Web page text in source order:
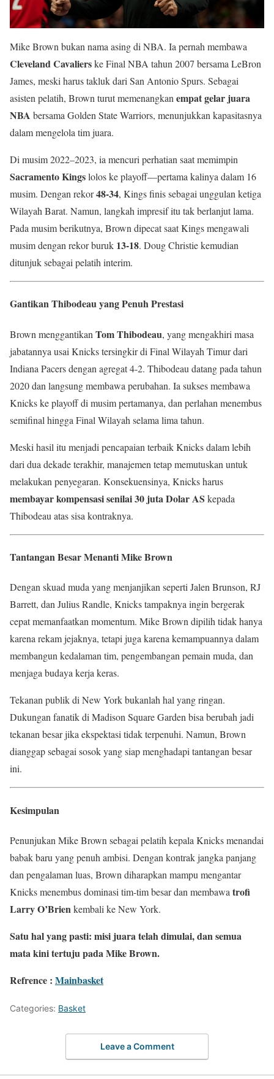
Mike Brown bukan nama asing di NBA. Ia pernah membawa
Cleveland Cavalierske Final NBA tahun 2007 bersama LeBron
James, meski harus takluk dari San Antonio Spurs. Sebagai
asisten pelatih, Brown turut memenangkanempat gelar juara
NBA bersama Golden State Warriors, menunjukkan kapasitasnya
dalam mengelola tim juara.
Di musim 2022–2023, ia mencuri perhatian saat memimpin
Sacramento Kingslolos ke playoff—pertama kalinya dalam 16
musim. Dengan rekor48-34, Kings finis sebagai unggulan ketiga
Wilayah Barat. Namun, langkah impresif itu tak berlanjut lama.
Pada musim berikutnya, Brown dipecat saat Kings mengawali
musim dengan rekor buruk 13-18. Doug Christie kemudian
ditunjuk sebagai pelatih interim.
Gantikan Thibodeau yang Penuh Prestasi
Brown menggantikan Tom Thibodeau, yang mengakhiri masa
jabatannya usai Knicks tersingkir di Final Wilayah Timur dari
Indiana Pacers dengan agregat 4-2. Thibodeau datang pada tahun
2020 dan langsung membawa perubahan. Ia sukses membawa
Knicks ke playoff di musim pertamanya, dan perlahan menembus
semifinal hingga Final Wilayah selama lima tahun.
Meski hasil itu menjadi pencapaian terbaik Knicks dalam lebih
dari dua dekade terakhir, manajemen tetap memutuskan untuk
melakukan penyegaran. Konsekuensinya, Knicks harus
membayar kompensasi senilai 30 juta Dolar AS kepada
Thibodeau atas sisa kontraknya.
Tantangan Besar Menanti Mike Brown
Dengan skuad muda yang menjanjikan seperti Jalen Brunson, RJ
Barrett, dan Julius Randle, Knicks tampaknya ingin bergerak
cepat memanfaatkan momentum. Mike Brown dipilih tidak hanya
karena rekam jejaknya, tetapi juga karena kemampuannya dalam
membangun kedalaman tim, pengembangan pemain muda, dan
menjaga budaya kerja keras.
Tekanan publik di New York bukanlah hal yang ringan.
Dukungan fanatik di Madison Square Garden bisa berubah jadi
tekanan besar jika ekspektasi tidak terpenuhi. Namun, Brown
dianggap sebagai sosok yang siap menghadapi tantangan besar
ini.
Kesimpulan
Penunjukan Mike Brown sebagai pelatih kepala Knicks menandai
babak baru yang penuh ambisi. Dengan kontrak jangka panjang
dan pengalaman luas, Brown diharapkan mampu mengantar
Knicks menembus dominasi tim-tim besar dan membawa trofi
Larry O’Brienkembali ke New York.
Satu hal yang pasti: misi juara telah dimulai, dan semua
mata kini tertuju pada Mike Brown.
Refrence : Mainbasket
Categories: Basket
Leave a Comment